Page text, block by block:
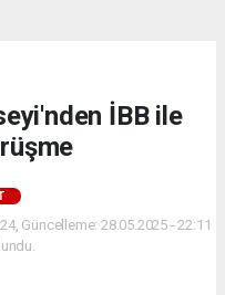
İBB ile
Güncelleme: 28.05.2025 - 22:11